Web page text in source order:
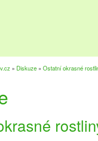
» Diskuze » Ostatní okrasné